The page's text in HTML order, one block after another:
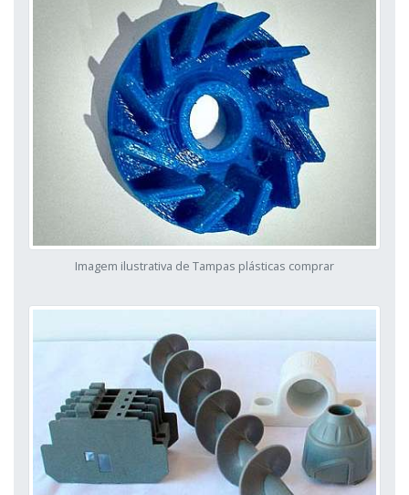
Imagem ilustrativa de Tampas plásticas comprar